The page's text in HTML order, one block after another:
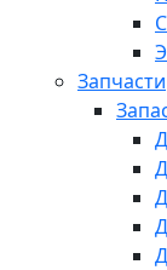
Запчасти